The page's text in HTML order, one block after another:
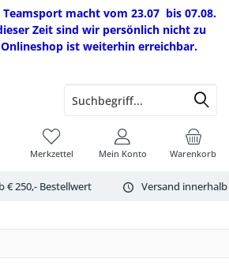
Teamsport macht vom 23.07 bis 07.08.
Zeit sind wir persönlich nicht zu
ist weiterhin erreichbar.
€ 250,- Bestellwert Versand
Warenkorb
Merkzettel Mein Konto